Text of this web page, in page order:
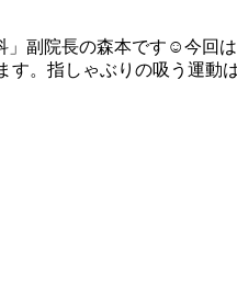
」副院長の森本です☺️今回
。指しゃぶりの吸う運動